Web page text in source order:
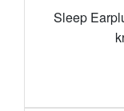
Sleep